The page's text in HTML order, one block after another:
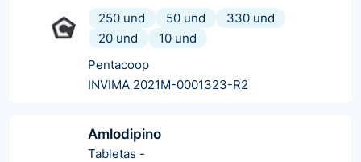
250 und
50 und
330 und
20 und
10 und
Pentacoop
INVIMA 2021M-0001323-R2
Amlodipino
Tabletas -